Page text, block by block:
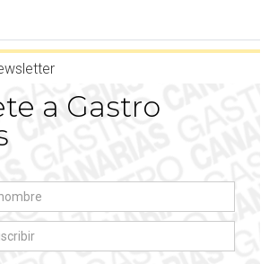
a Gastro